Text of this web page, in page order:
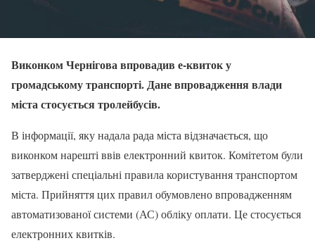
Виконком Чернігова впровадив е-квиток у
громадському транспорті. Дане впровадження влади
міста стосується тролейбусів.
В інформації, яку надала рада міста відзначається, що
виконком нарешті ввів електронний квиток. Комітетом були
затверджені спеціальні правила користування транспортом
міста. Прийняття цих правил обумовлено впровадженням
автоматизованої системи (АС) обліку оплати. Це стосується
електронних квитків.